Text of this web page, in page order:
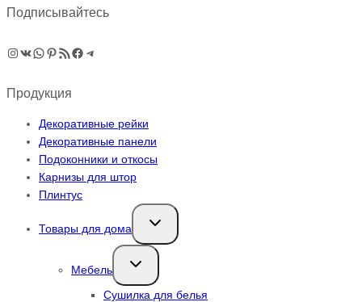
Подписывайтесь
Instagram
ВКонтакте
WhatsApp
Pinterest
RSS-рассылка
Facebook
Telegram
Продукция
Декоративные рейки
Декоративные панели
Подоконники и откосы
Карнизы для штор
Плинтус
Товары для дома
Переключить
дочернее
Мебель
Переключить
дочернее
Сушилка для белья